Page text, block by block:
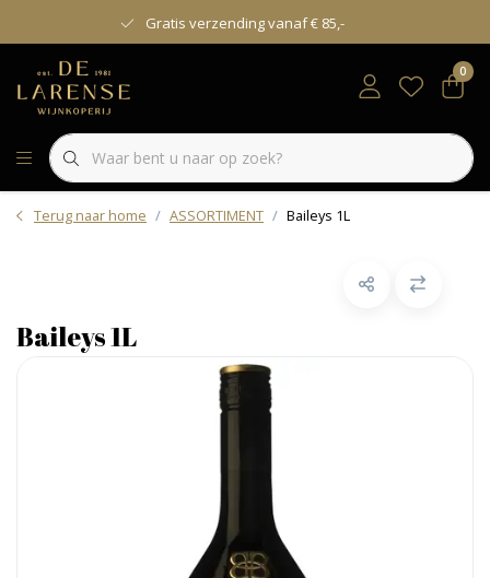
Gratis verzending vanaf € 85,-
0
Terug naar home ASSORTIMENT Baileys 1L
Baileys 1L